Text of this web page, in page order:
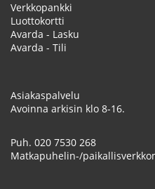
Verkkopankki
Luottokortti
Avarda - Lasku
Avarda - Tili
Asiakaspalvelu
Avoinna arkisin klo 8-16.
Puh. 020 7530 268
Matkapuhelin-/